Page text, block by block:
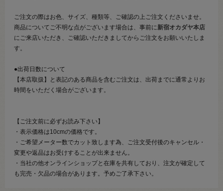
ご注文の際はお色、サイズ、種類等、ご確認の上ご注文くださいませ。
商品についてご不明な点がございます場合は、事前に新宿オカダヤ本店
にご来店いただき、ご確認いただきましてからご注文をお願いいたしま
す。
●出荷日数について
【本店取扱】と表記のある商品を含むご注文は、出荷までに通常よりお
時間をいただく場合がございます。
【ご注文前に必ずお読み下さい】
・表示価格は10cmの価格です。
・ご希望メーター数でカット致します為、ご注文受付後のキャンセル・
変更や返品はお受けすることが出来ません。
・当社の他オンラインショップと在庫を共有しており、注文が確定して
も完売・欠品の場合があります。予めご了承下さい。